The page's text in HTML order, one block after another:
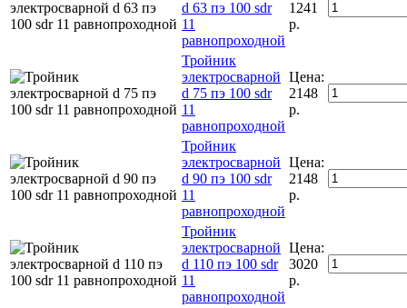
d 63 пэ 100 sdr
11
равнопроходной
1241
р.
Тройник
электросварной
d 75 пэ 100 sdr
11
равнопроходной
Цена:
2148
р.
Тройник
электросварной
d 90 пэ 100 sdr
11
равнопроходной
Цена:
2148
р.
Тройник
электросварной
d 110 пэ 100 sdr
11
равнопроходной
Цена:
3020
р.